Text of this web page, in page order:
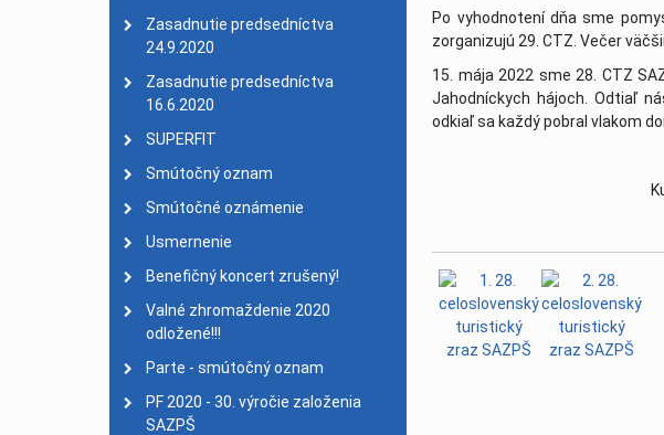
27. celoslovenský turistický zraz SAZPŠ| 22.
EPYG 2019 Pajulahti| 05. júl 2019
PARÁDA - prvý bezbariérový festival,
Veľký úspech plavkyne Tatiany Blattnerovej|
Mimoriadne valné zhromaždenie 9. marca
Na Chodník slávy pribudla tabuľka
XII. ZPH - PyeongChang 2018: získali sme 11
ŠK NSŠ Delfín navštívil Kláštor Bosých
Úspešní Slováci na MS v halovom veslovaní
Zasadnutie predsedníctva
24.9.2020
Zasadnutie predsedníctva
16.6.2020
SUPERFIT
Smútočný oznam
Smútočné oznámenie
Usmernenie
Benefičný koncert zrušený!
Valné zhromaždenie 2020
odložené!!!
Parte - smútočný oznam
PF 2020 - 30. výročie založenia
SAZPŠ
Po vyhodnotení dňa sme
zorganizujú 29. CTZ. Večer
15. mája 2022 sme 28. CTZ
Jahodníckych hájoch. Odtiaľ
odkiaľ sa každý pobral vlakom
Kubašová Ľudmila,